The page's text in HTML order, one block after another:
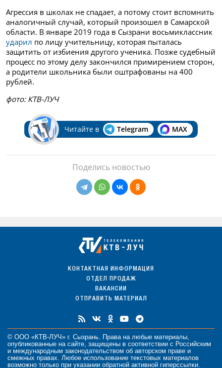
Агрессия в школах не спадает, а потому стоит вспомнить
аналогичный случай, который произошел в Самарской
области. В январе 2019 года в Сызрани восьмиклассник
ударил по лицу учительницу, которая пыталась
защитить от избиения другого ученика. Позже судебный
процесс по этому делу закончился примирением сторон,
а родители школьника были оштрафованы на 400
рублей.
фото: КТВ-ЛУЧ
Читайте в Telegram MAX
Поделись новостью
КОНТАКТНАЯ ИНФОРМАЦИЯ
ОТДЕЛ ПРОДАЖ
ВАКАНСИИ
ОТПРАВИТЬ МАТЕРИАЛ
© ООО «КТВ-ЛУЧ» г. Сызрань. Права на любые материалы
опубликованные на сайте, защищены в соответствии с Российским
и международным законодательством об авторском праве и
смежных правах. Любое использование текстовых материалов
возможно только при указании обратной активной гиперссылки.